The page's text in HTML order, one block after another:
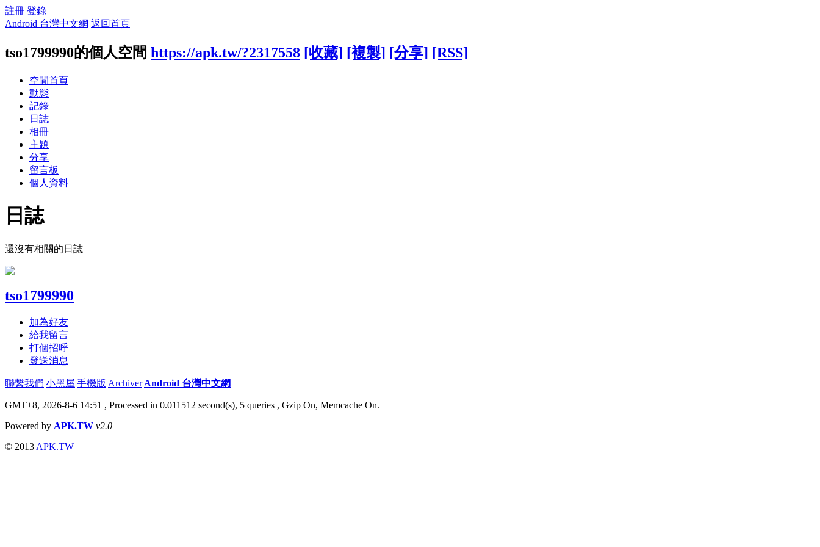
註冊 登錄
Android 台灣中文網 返回首頁
tso1799990的個人空間 https://apk.tw/?2317558 [收藏] [複製] [分享] [RSS]
空間首頁
動態
記錄
日誌
相冊
主題
分享
留言板
個人資料
日誌
還沒有相關的日誌
tso1799990
加為好友
給我留言
打個招呼
發送消息
聯繫我們|小黑屋|手機版|Archiver|Android 台灣中文網
GMT+8, 2026-8-6 14:51 , Processed in 0.011512 second(s), 5 queries , Gzip On, Memcache On.
Powered by APK.TW v2.0
© 2013 APK.TW